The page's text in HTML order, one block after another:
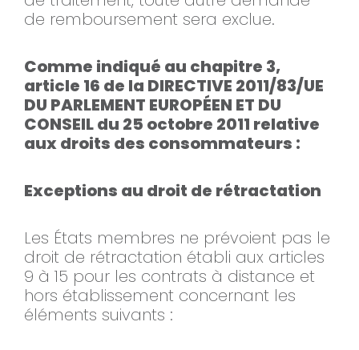
de remboursement sera exclue.
Comme indiqué au chapitre 3,
article 16 de la DIRECTIVE 2011/83/UE
DU PARLEMENT EUROPÉEN ET DU
CONSEIL du 25 octobre 2011 relative
aux droits des consommateurs :
Exceptions au droit de rétractation
Les États membres ne prévoient pas le
droit de rétractation établi aux articles
9 à 15 pour les contrats à distance et
hors établissement concernant les
éléments suivants :